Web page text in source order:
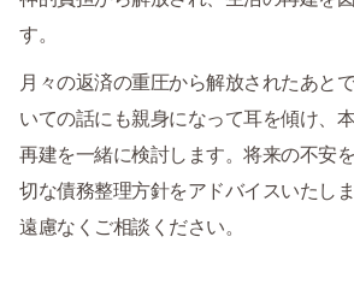
す。
月々の返済の重圧から解放されたあと
いての話にも親身になって耳を傾け、
再建を一緒に検討します。将来の不安
切な債務整理方針をアドバイスいたし
遠慮なくご相談ください。